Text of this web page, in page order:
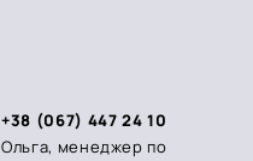
+38 (067) 447 24 10
Ольга, менеджер по